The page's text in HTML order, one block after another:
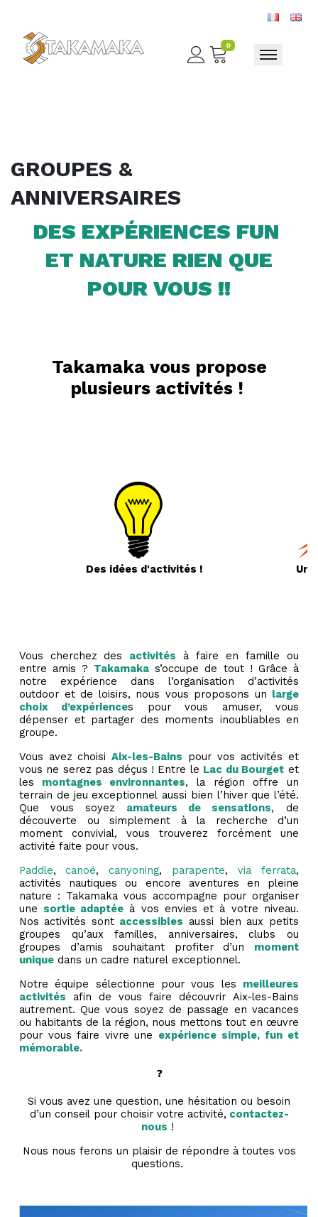
0
Toggle
GROUPES &
ANNIVERSAIRES
DES EXPÉRIENCES FUN
ET NATURE RIEN QUE
POUR VOUS !!
Takamaka vous propose
plusieurs activités !
Des idées d'activités !
Vous cherchez des activités à faire en famille ou
entre amis ? Takamaka s’occupe de tout ! Grâce à
notre expérience dans l’organisation d’activités
outdoor et de loisirs, nous vous proposons un large
choix d’expériences pour vous amuser, vous
dépenser et partager des moments inoubliables en
groupe.
Vous avez choisi Aix-les-Bains pour vos activités et
vous ne serez pas déçus ! Entre le Lac du Bourget et
les montagnes environnantes, la région offre un
terrain de jeu exceptionnel aussi bien l’hiver que l’été.
Que vous soyez amateurs de sensations, de
découverte ou simplement à la recherche d’un
moment convivial, vous trouverez forcément une
activité faite pour vous.
Paddle, canoë, canyoning, parapente, via ferrata,
activités nautiques ou encore aventures en pleine
nature : Takamaka vous accompagne pour organiser
une sortie adaptée à vos envies et à votre niveau.
Nos activités sont accessibles aussi bien aux petits
groupes qu’aux familles, anniversaires, clubs ou
groupes d’amis souhaitant profiter d’un moment
unique dans un cadre naturel exceptionnel.
Notre équipe sélectionne pour vous les meilleures
activités afin de vous faire découvrir Aix-les-Bains
autrement. Que vous soyez de passage en vacances
ou habitants de la région, nous mettons tout en œuvre
pour vous faire vivre une expérience simple, fun et
mémorable.
❓
Si vous avez une question, une hésitation ou besoin
d’un conseil pour choisir votre activité, contactez-
nous !
Nous nous ferons un plaisir de répondre à toutes vos
questions.